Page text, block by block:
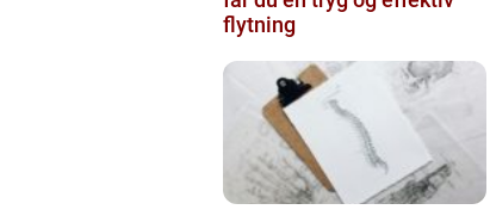
flytning